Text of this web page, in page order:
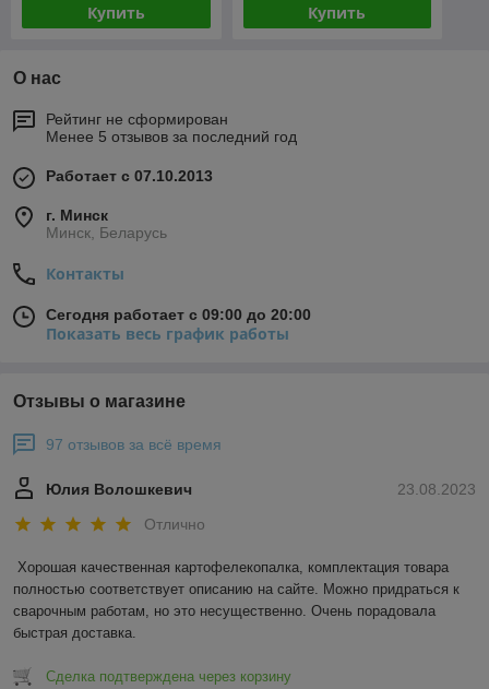
Купить Купить
О нас
Рейтинг не сформирован
Менее 5 отзывов за последний год
Работает с 07.10.2013
г. Минск
Минск, Беларусь
Контакты
Сегодня работает с 09:00 до 20:00
Показать весь график работы
Отзывы о магазине
97 отзывов за всё время
23.08.2023
Юлия Волошкевич
Отлично
Хорошая качественная картофелекопалка, комплектация товара
полностью соответствует описанию на сайте. Можно придраться к
сварочным работам, но это несущественно. Очень порадовала
быстрая доставка.
Сделка подтверждена через корзину